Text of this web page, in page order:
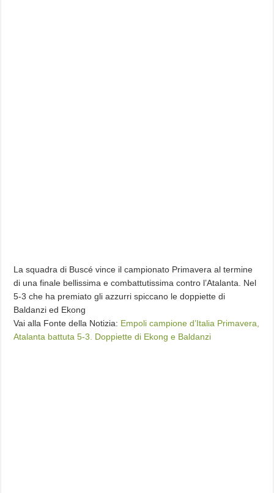
La squadra di Buscé vince il campionato Primavera al termine
di una finale bellissima e combattutissima contro l’Atalanta. Nel
5-3 che ha premiato gli azzurri spiccano le doppiette di
Baldanzi ed Ekong
Vai alla Fonte della Notizia: Empoli campione d’Italia Primavera,
Atalanta battuta 5-3. Doppiette di Ekong e Baldanzi